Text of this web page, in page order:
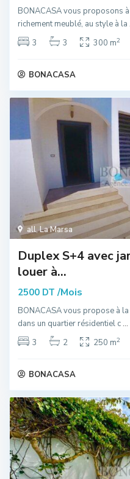
BONACASA vous proposons
richement meublé, au style à la
3
3 300 m2
BONACASA
all,La Marsa
Duplex S+4 avec
louer à...
2500 DT/Mois
BONACASA vous propose à
dans un quartier résidentiel c...
3
2 250 m2
BONACASA